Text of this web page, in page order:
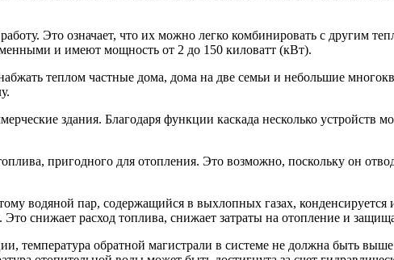
Это означает, что их можно легко комбинировать с другим
и имеют мощность от 2 до 150 киловатт (кВт).
теплом частные дома, дома на две семьи и небольшие
здания. Благодаря функции каскада несколько устройств
пригодного для отопления. Это возможно, поскольку он
водяной пар, содержащийся в выхлопных газах, конденсируется
Это снижает расход топлива, снижает затраты на отопление и
температура обратной магистрали в системе не должна быть